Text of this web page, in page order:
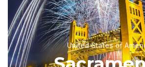
United States of